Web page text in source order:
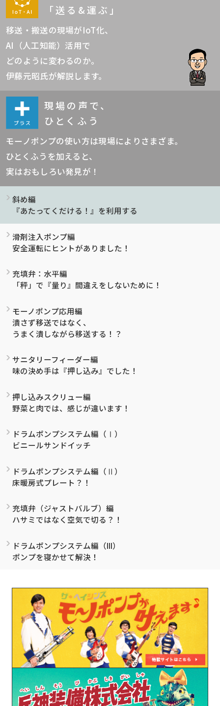
「送る&運ぶ」
移送・搬送の現場がIoT化、
AI（人工知能）活用で
どのように変わるのか。
伊藤元昭氏が解説します。
現場の声で、
ひとくふう
モーノポンプの使い方は現場によりさまざま。
ひとくふうを加えると、
実はおもしろい発見が！
斜め編
『あたってくだける！』を利用する
滑剤注入ポンプ編
安全運転にヒントがありました！
充填弁：水平編
「秤」で『量り』間違えをしないために！
モーノポンプ応用編
潰さず移送ではなく、
うまく潰しながら移送する！？
サニタリーフィーダー編
味の決め手は『押し込み』でした！
押し込みスクリュー編
野菜と肉では、感じが違います！
ドラムポンプシステム編（Ⅰ）
ビニールサンドイッチ
ドラムポンプシステム編（Ⅱ）
床暖房式プレート？！
充填弁（ジャストバルブ）編
ハサミではなく空気で切る？！
ドラムポンプシステム編（III）
ポンプを寝かせて解決！